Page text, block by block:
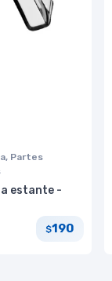
Partes
estante -
$190